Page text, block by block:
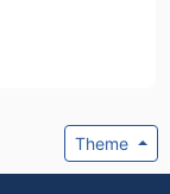
Theme